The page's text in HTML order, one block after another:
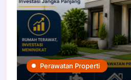
Perawatan Properti